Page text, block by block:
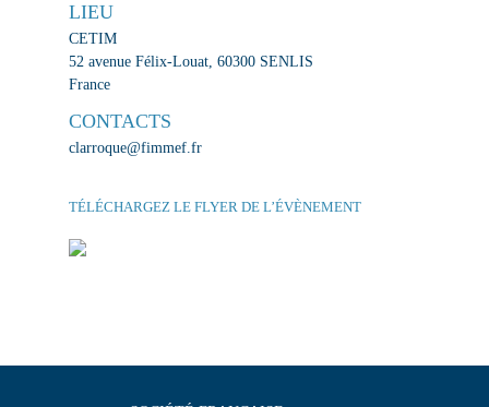
LIEU
CETIM
52 avenue Félix-Louat, 60300 SENLIS
France
CONTACTS
clarroque@fimmef.fr
TÉLÉCHARGEZ LE FLYER DE L’ÉVÈNEMENT